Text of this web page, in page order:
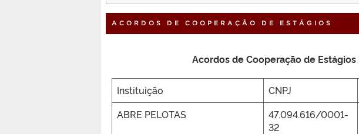
ACORDOS DE COOPERAÇÃO DE ESTÁGIOS
Acordos de Cooperação de
Instituição CNPJ
ABRE PELOTAS
47.094.616/0001-
32